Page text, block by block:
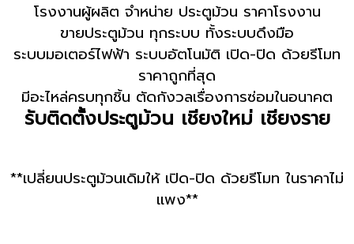
โรงงานผู้ผลิต จำหน่าย ประตูม้วน ราคาโรงงาน
ขายประตูม้วน ทุกระบบ ทั้งระบบดึงมือ
ระบบมอเตอร์ไฟฟ้า ระบบอัตโนมัติ เปิด-ปิด ด้วยรีโมท
ราคาถูกที่สุด
มีอะไหล่ครบทุกชิ้น ตัดกังวลเรื่องการซ่อมในอนาคต
รับติดตั้งประตูม้วน เชียงใหม่ เชียงราย
**เปลี่ยนประตูม้วนเดิมให้ เปิด-ปิด ด้วยรีโมท ในราคาไม่
แพง**